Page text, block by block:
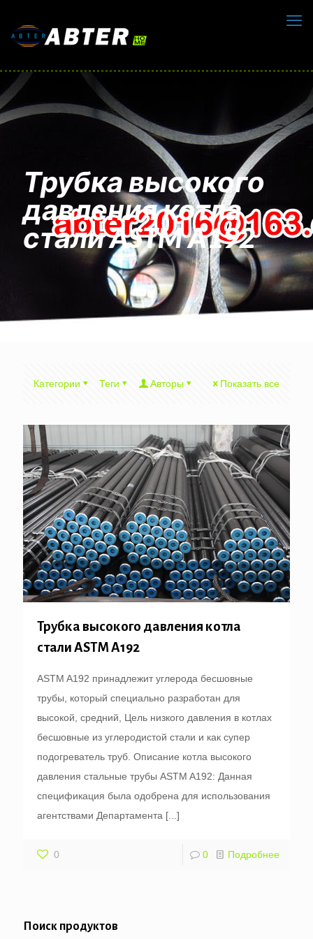
Трубка высокого
давления котла
стали ASTM A192
Категории Теги Авторы Показать все
Трубка высокого давления котла
стали ASTM A192
ASTM A192 принадлежит углерода бесшовные
трубы, который специально разработан для
высокой, средний, Цель низкого давления в котлах
бесшовные из углеродистой стали и как супер
подогреватель труб. Описание котла высокого
давления стальные трубы ASTM A192: Данная
спецификация была одобрена для использования
агентствами Департамента [...]
0 0 Подробнее
Поиск продуктов